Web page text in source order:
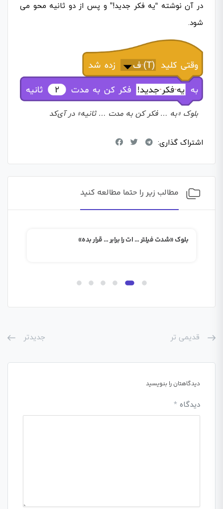
در آن نوشته “یه فکر جدید!” و پس از دو ثانیه محو می
شود.
بلوک «به … فکر کن به مدت … ثانیه» در آی‌کد
اشتراک گذاری:
مطالب زیر را حتما مطالعه کنید
بلوک «شدت فیلتر … ات را برابر … قرار بده»
قدیمی تر جدیدتر
دیدگاهتان را بنویسید
دیدگاه *